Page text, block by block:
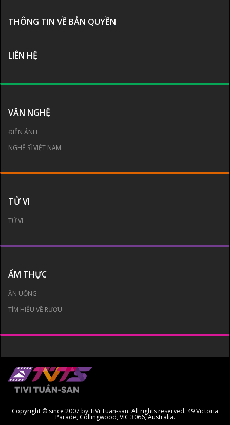
THÔNG TIN VỀ BẢN QUYỀN
LIÊN HỆ
VĂN NGHỆ
ĐIỆN ẢNH
NGHỆ SĨ VIỆT NAM
TỬ VI
TỬ VI
ẨM THỰC
ĂN UỐNG
TÌM HIỂU VỀ RƯỢU
Copyright © since 2007 by TiVi Tuan-san. All rights reserved. 49 Victoria
Parade, Collingwood, VIC 3066, Australia.